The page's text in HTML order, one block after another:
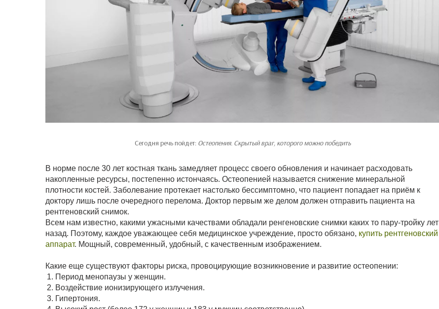
Сегодня речь пойдет: Остеопения. Скрытый враг, которого можно победить
В норме после 30 лет костная ткань замедляет процесс своего обновления и начинает расходовать
накопленные ресурсы, постепенно истончаясь. Остеопенией называется снижение минеральной
плотности костей. Заболевание протекает настолько бессимптомно, что пациент попадает на приём к
доктору лишь после очередного перелома. Доктор первым же делом должен отправить пациента на
рентгеновский снимок.
Всем нам известно, какими ужасными качествами обладали ренгеновские снимки каких то пару-тройку лет
назад. Поэтому, каждое уважающее себя медицинское учреждение, просто обязано, купить рентгеновский
аппарат. Мощный, современный, удобный, с качественным изображением.
Какие еще существуют факторы риска, провоцирующие возникновение и развитие остеопении:
Период менопаузы у женщин.
Воздействие ионизирующего излучения.
Гипертония.